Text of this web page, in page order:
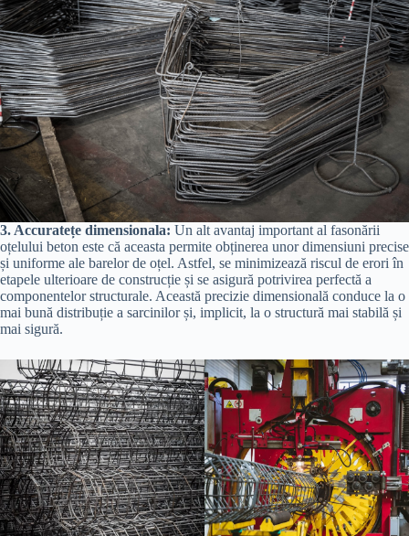
3. Accuratețe dimensionala: Un alt avantaj important al fasonării
oțelului beton este că aceasta permite obținerea unor dimensiuni precise
și uniforme ale barelor de oțel. Astfel, se minimizează riscul de erori în
etapele ulterioare de construcție și se asigură potrivirea perfectă a
componentelor structurale. Această precizie dimensională conduce la o
mai bună distribuție a sarcinilor și, implicit, la o structură mai stabilă și
mai sigură.